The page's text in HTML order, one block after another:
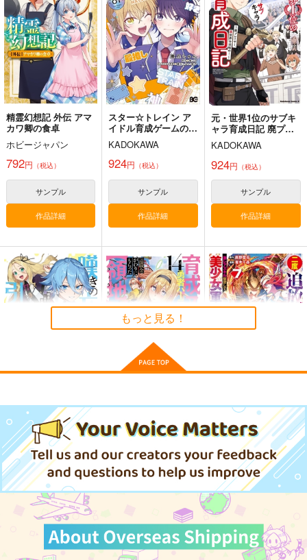
Snow Orison
glitter
1,257円（税込）
ファイナルファンタジー
サンプル
カート
mnr.
（税込）
ファイナルファンタジー
レオファード
サンプル
カート
770円（税込）
サンプル
作品詳細
472円 （税込）
水晶公×光の戦士♀
サンプル
作品詳細
STUDIO COSMOS
787円（税込）
明智あんな
サンプル
作品詳細
【サイン入り】
FIFTH SHOT
はなまる屋さん
八千年分お願いがある
んだ いいかな？
ふわふわパレット
944円（税込）
酒寄彩葉×月見ヤチヨ
サンプル
精霊幻想記 外伝 アマ
カワ卿の食卓
ホビージャパン
792円 （税込）
サンプル
作品詳細
スター☆トレイン ア
イドル育成ゲームの世
界で「推し」と青春を
やり直します 01
KADOKAWA
924円 （税込）
サンプル
作品詳細
元・世界1位のサブキ
ャラ育成日記 廃プレ
イヤー、異世界を攻略
中! 14
KADOKAWA
924円 （税込）
サンプル
作品詳細
い 最弱ハンターによ
る最強パーティ育成
術 13
KADOKAWA
924円（税込）
サンプル
作品詳細
ないと勇者パーティを
解雇されたので、退職
金がわりにもらった
る 14
スクウェア・エニック
ス
770円（税込）
者、激レアスキル駆使
して美少女軍団を育成
中! 7
ぶんか社
968 （税込）
サンプル
もっと見る！